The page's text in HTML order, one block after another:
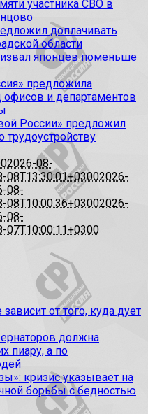
участника СВО в
доплачивать
области
японцев поменьше
предложила
и департаментов
России» предложил
2026-08-
08T13:30:01+03002026-
08-
08T10:00:36+03002026-
08-
07T10:00:11+0300
от того, куда дует
должна
пиару, а по
кризис указывает на
борьбы с бедностью